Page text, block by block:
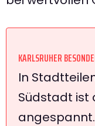
KARLSRUHER
In
Südstadt ist